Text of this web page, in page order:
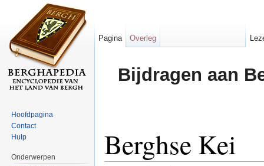
Bijdragen aan
Berghse Kei
Pagina Overleg
Hoofdpagina
Contact
Hulp
Onderwerpen